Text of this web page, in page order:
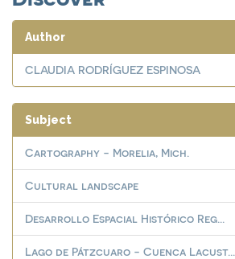
Author
CLAUDIA RODRÍGUEZ ESPINOSA
Subject
Cartography - Morelia, Mich.
Cultural landscape
Desarrollo Espacial Histórico Reg...
Lago de Pátzcuaro - Cuenca Lacust...